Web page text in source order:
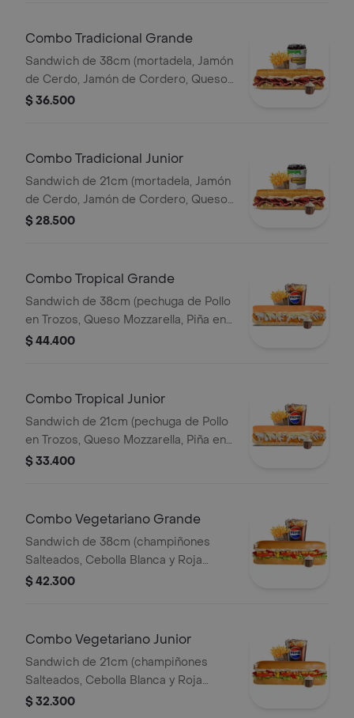
Combo Tradicional Grande
Sandwich de 38cm (mortadela, Jamón
de Cerdo, Jamón de Cordero, Queso
Mozzarella, Lechuga, y Salsa de Ajo)
$ 36.500
Combo Tradicional Junior
Sandwich de 21cm (mortadela, Jamón
de Cerdo, Jamón de Cordero, Queso
Mozzarella, Lechuga, y Salsa de Ajo)
$ 28.500
Combo Tropical Grande
Sandwich de 38cm (pechuga de Pollo
en Trozos, Queso Mozzarella, Piña en
Trozos y Salsa de Ajo) Papa Francesa
$ 44.400
Combo Tropical Junior
Sandwich de 21cm (pechuga de Pollo
en Trozos, Queso Mozzarella, Piña en
Trozos y Salsa de Ajo) Papa Francesa
$ 33.400
Combo Vegetariano Grande
Sandwich de 38cm (champiñones
Salteados, Cebolla Blanca y Roja
Salteadas, Lechuga,pimenton,maiz
$ 42.300
Combo Vegetariano Junior
Sandwich de 21cm (champiñones
Salteados, Cebolla Blanca y Roja
Salteadas, Lechuga,pimenton,maiz
$ 32.300